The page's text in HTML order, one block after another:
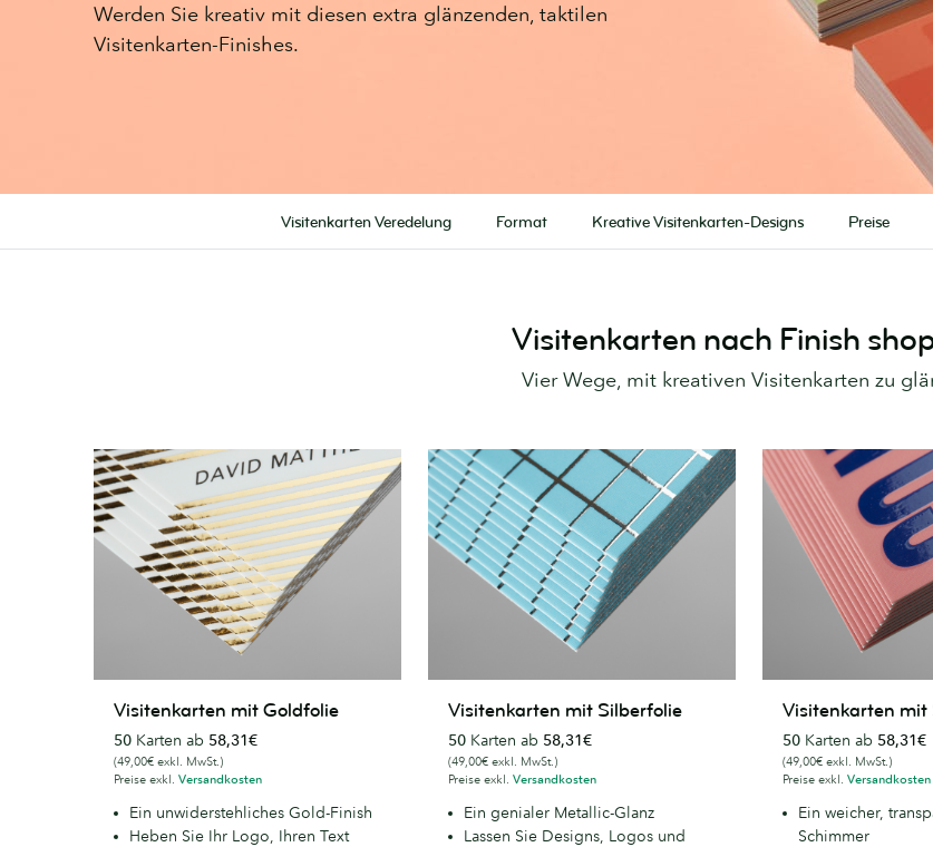
Werden Sie kreativ mit diesen extra glänzenden, taktilen
Visitenkarten-Finishes.
Visitenkarten Veredelung Format Kreative Visitenkarten-Designs Preise
Visitenkarten nach Finish
Vier Wege, mit kreativen Visitenkarten zu
mit
Goldfolie
Visitenkarten mit Goldfolie
50 Karten ab 58,31€
(49,00€ exkl. MwSt.)
Preise exkl. Versandkosten
Ein unwiderstehliches Gold-Finish
Heben Sie Ihr Logo, Ihren Text
mit
Silberfolie
Visitenkarten mit Silberfolie
50 Karten ab 58,31€
(49,00€ exkl. MwSt.)
Preise exkl. Versandkosten
Ein genialer Metallic-Glanz
Lassen Sie Designs, Logos und
mit
Spotlack
Visitenkarten mit
50 Karten ab 58,31€
(49,00€ exkl. MwSt.)
Preise exkl. Versandkosten
Ein weicher,
Schimmer